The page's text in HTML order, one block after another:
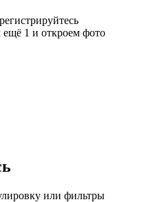
1 и откроем фото
или фильтры